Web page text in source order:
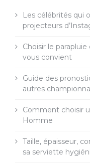
Les célébrités qui
projecteurs
Choisir le
vous convient
Guide des
autres
Comment choisir
Homme
Taille, épaisseur,
sa serviette